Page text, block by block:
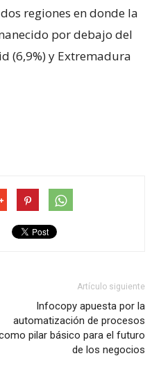
regiones en donde la
por debajo del
(6,9%) y Extremadura
Artículo siguiente
Infocopy apuesta por la
automatización de procesos
pilar básico para el futuro
de los negocios